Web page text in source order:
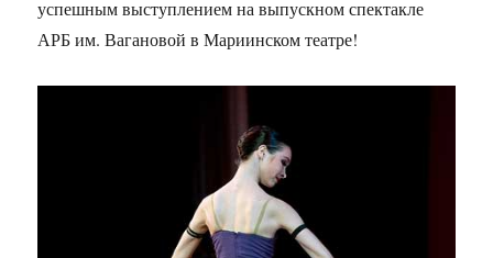
успешным выступлением на выпускном спектакле
АРБ им. Вагановой в Мариинском театре!